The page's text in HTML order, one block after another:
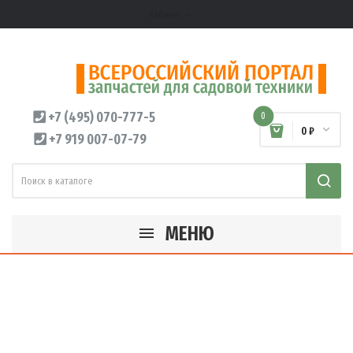
+7 (495) 070-777-5
+7 919 007-07-79
0
0 ₽
МЕНЮ